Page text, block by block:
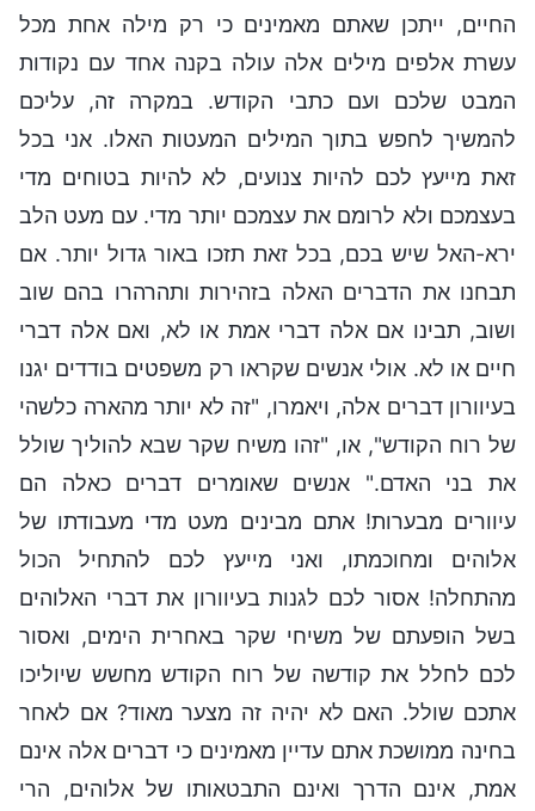
החיים, ייתכן שאתם מאמינים כי רק מילה אחת מכל
עשרת אלפים מילים אלה עולה בקנה אחד עם נקודות
המבט שלכם ועם כתבי הקודש. במקרה זה, עליכם
להמשיך לחפש בתוך המילים המעטות האלו. אני בכל
זאת מייעץ לכם להיות צנועים, לא להיות בטוחים מדי
בעצמכם ולא לרומם את עצמכם יותר מדי. עם מעט הלב
ירא-האל שיש בכם, בכל זאת תזכו באור גדול יותר. אם
תבחנו את הדברים האלה בזהירות ותהרהרו בהם שוב
ושוב, תבינו אם אלה דברי אמת או לא, ואם אלה דברי
חיים או לא. אולי אנשים שקראו רק משפטים בודדים יגנו
בעיוורון דברים אלה, ויאמרו, "זה לא יותר מהארה כלשהי
של רוח הקודש", או, "זהו משיח שקר שבא להוליך שולל
את בני האדם." אנשים שאומרים דברים כאלה הם
עיוורים מבערות! אתם מבינים מעט מדי מעבודתו של
אלוהים ומחוכמתו, ואני מייעץ לכם להתחיל הכול
מהתחלה! אסור לכם לגנות בעיוורון את דברי האלוהים
בשל הופעתם של משיחי שקר באחרית הימים, ואסור
לכם לחלל את קודשה של רוח הקודש מחשש שיוליכו
אתכם שולל. האם לא יהיה זה מצער מאוד? אם לאחר
בחינה ממושכת אתם עדיין מאמינים כי דברים אלה אינם
אמת, אינם הדרך ואינם התבטאותו של אלוהים, הרי